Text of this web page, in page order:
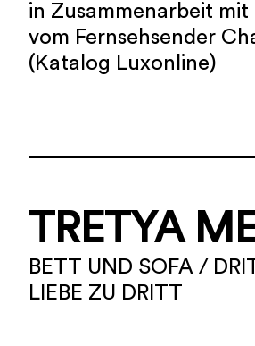
in Zusammenarbeit
vom Fernsehsender
(Katalog Luxonline)
TRETYA
BETT UND SOFA /
LIEBE ZU DRITT